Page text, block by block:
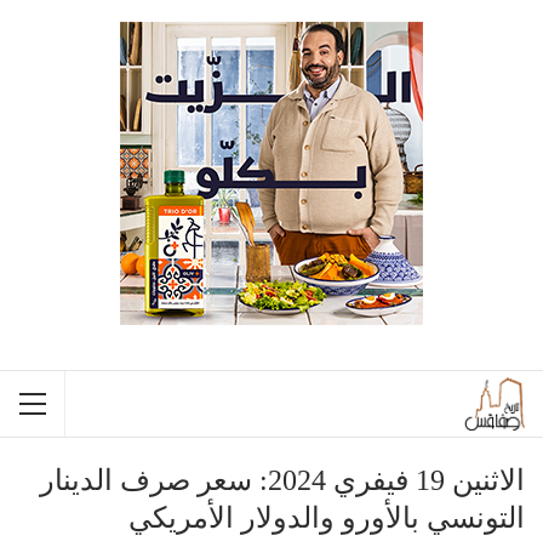
الاثنين 19 فيفري 2024: سعر صرف الدينار
التونسي بالأورو والدولار الأمريكي